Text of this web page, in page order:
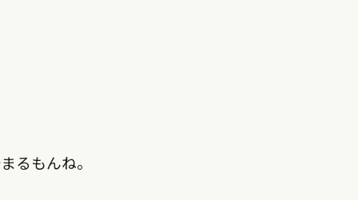
るもんね。